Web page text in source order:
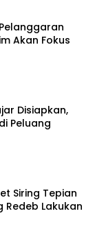
Akan Fokus
Disiapkan,
Peluang
Siring Tepian
Redeb Lakukan